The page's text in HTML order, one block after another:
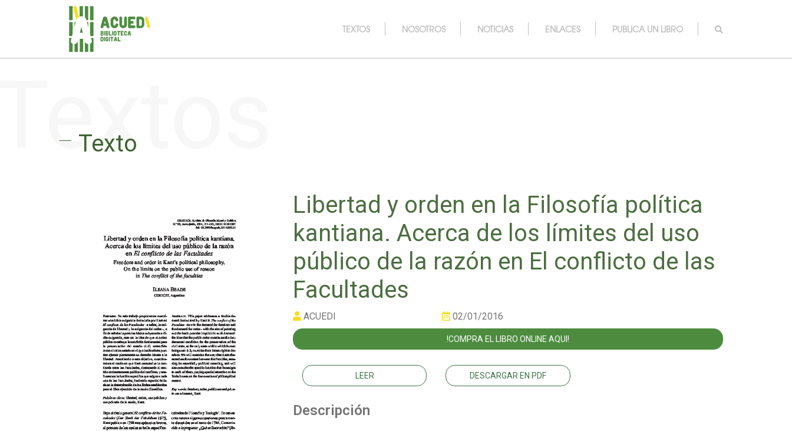
TEXTOS NOSOTROS NOTICIAS ENLACES PUBLICA UN LIBRO
Texto
Libertad y orden en la Filosofía política
kantiana. Acerca de los límites del uso
público de la razón en El conflicto de las
Facultades
ACUEDI 02/01/2016
!COMPRA EL LIBRO ONLINE AQUI!
LEER DESCARGAR EN PDF
Descripción